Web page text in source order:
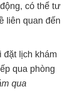
có thể tư
liên quan đến
đặt lịch khám
qua phòng
qua